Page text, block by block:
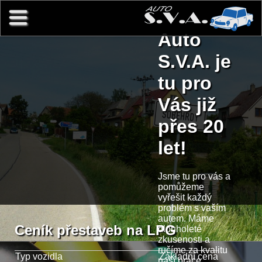
Auto
S.V.A. je
tu pro
Vás již
přes 20
let!
Jsme tu pro vás a
pomůžeme
vyřešit každý
problém s vaším
autem. Máme
dlouholeté
zkusenosti a
ručíme za kvalitu
Ceník přestaveb na LPG
Typ vozidla
Základní cena